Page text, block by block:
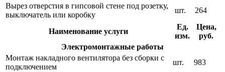
Вырез отверстия в гипсовой стене под розетку,
выключатель или коробку
шт. 264
Наименование услуги
Ед.
изм.
Цена,
руб.
Электромонтажные работы
Монтаж накладного вентилятора без сборки с
подключением
шт.
983